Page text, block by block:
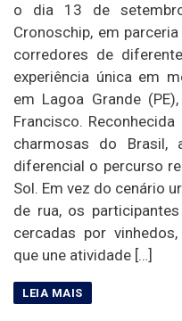
o dia 13 de
Cronoschip, em
corredores de
experiência única em
em Lagoa Grande
Francisco.
charmosas do Brasil,
diferencial o percurso
Sol. Em vez do cenário
de rua, os
cercadas por
que une atividade […]